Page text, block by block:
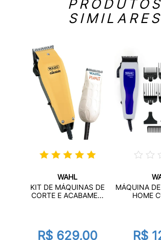
PRODUTOS
SIMILARES
WAHL
KIT DE MÁQUINAS DE
CORTE E ACABAME...
R$ 629,00
MÁQUINA
HOME
R$